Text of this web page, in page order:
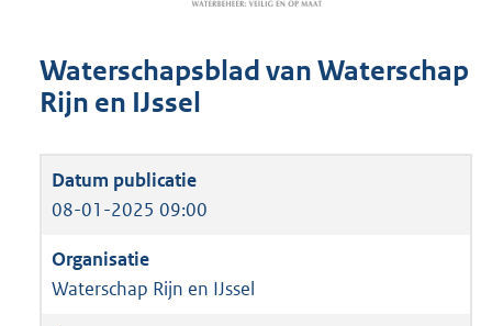
Waterschapsblad van Waterschap
Rijn en IJssel
08-01-2025 09:00
Waterschap Rijn en IJssel